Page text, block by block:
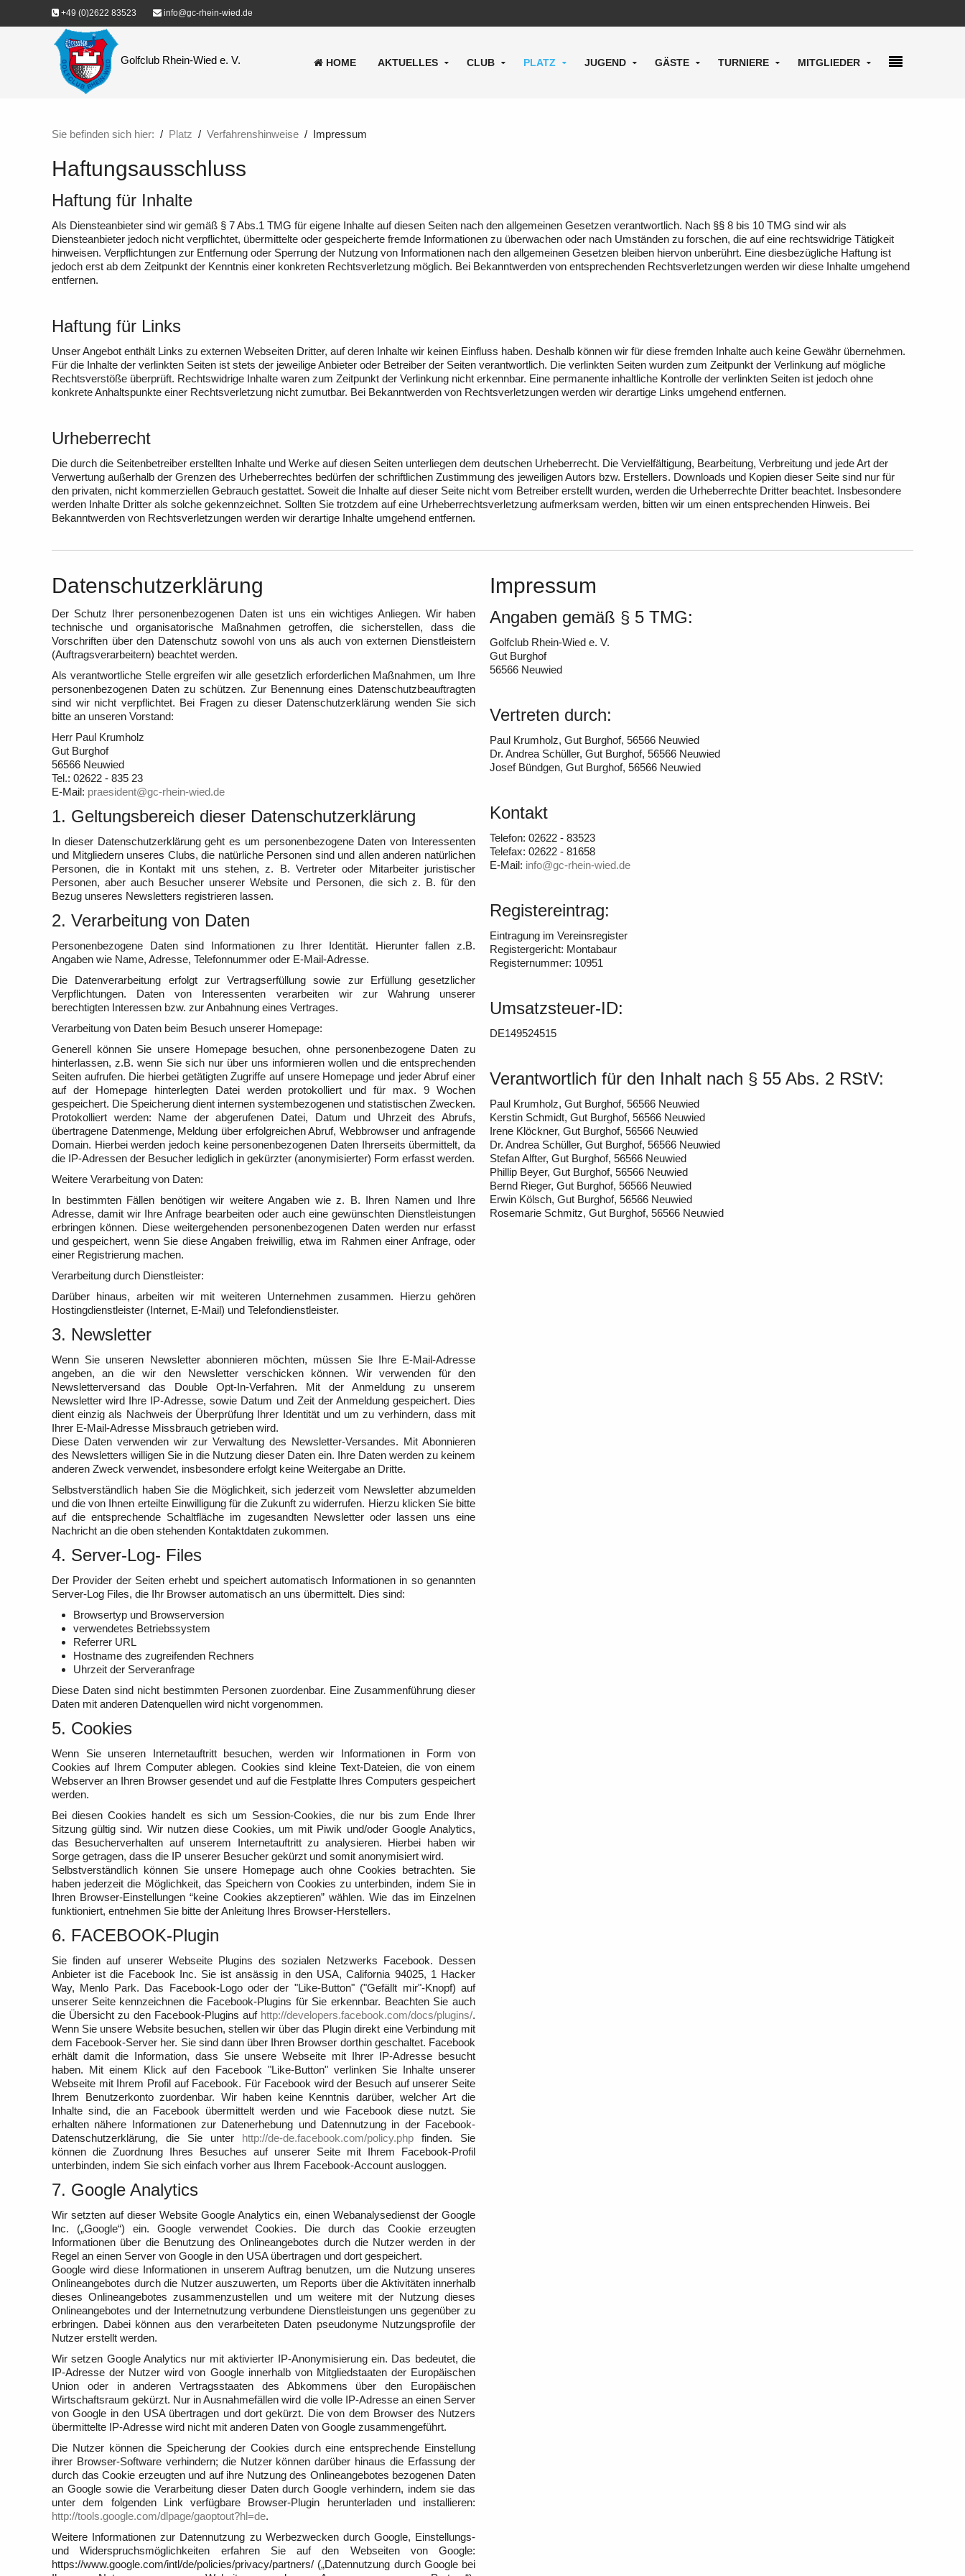
+49 (0)2622 83523 info@gc-rhein-wied.de
Golfclub Rhein-Wied e. V. HOME AKTUELLES CLUB PLATZ JUGEND GÄSTE TURNIERE MITGLIEDER
Sie befinden sich hier: Platz Verfahrenshinweise Impressum
Haftungsausschluss
Haftung für Inhalte
Als Diensteanbieter sind wir gemäß § 7 Abs.1 TMG für eigene Inhalte auf diesen Seiten nach den allgemeinen Gesetzen verantwortlich. Nach §§ 8 bis 10 TMG sind wir als
Diensteanbieter jedoch nicht verpflichtet, übermittelte oder gespeicherte fremde Informationen zu überwachen oder nach Umständen zu forschen, die auf eine rechtswidrige Tätigkeit
hinweisen. Verpflichtungen zur Entfernung oder Sperrung der Nutzung von Informationen nach den allgemeinen Gesetzen bleiben hiervon unberührt. Eine diesbezügliche Haftung ist
jedoch erst ab dem Zeitpunkt der Kenntnis einer konkreten Rechtsverletzung möglich. Bei Bekanntwerden von entsprechenden Rechtsverletzungen werden wir diese Inhalte umgehend
entfernen.
Haftung für Links
Unser Angebot enthält Links zu externen Webseiten Dritter, auf deren Inhalte wir keinen Einfluss haben. Deshalb können wir für diese fremden Inhalte auch keine Gewähr übernehmen.
Für die Inhalte der verlinkten Seiten ist stets der jeweilige Anbieter oder Betreiber der Seiten verantwortlich. Die verlinkten Seiten wurden zum Zeitpunkt der Verlinkung auf mögliche
Rechtsverstöße überprüft. Rechtswidrige Inhalte waren zum Zeitpunkt der Verlinkung nicht erkennbar. Eine permanente inhaltliche Kontrolle der verlinkten Seiten ist jedoch ohne
konkrete Anhaltspunkte einer Rechtsverletzung nicht zumutbar. Bei Bekanntwerden von Rechtsverletzungen werden wir derartige Links umgehend entfernen.
Urheberrecht
Die durch die Seitenbetreiber erstellten Inhalte und Werke auf diesen Seiten unterliegen dem deutschen Urheberrecht. Die Vervielfältigung, Bearbeitung, Verbreitung und jede Art der
Verwertung außerhalb der Grenzen des Urheberrechtes bedürfen der schriftlichen Zustimmung des jeweiligen Autors bzw. Erstellers. Downloads und Kopien dieser Seite sind nur für
den privaten, nicht kommerziellen Gebrauch gestattet. Soweit die Inhalte auf dieser Seite nicht vom Betreiber erstellt wurden, werden die Urheberrechte Dritter beachtet. Insbesondere
werden Inhalte Dritter als solche gekennzeichnet. Sollten Sie trotzdem auf eine Urheberrechtsverletzung aufmerksam werden, bitten wir um einen entsprechenden Hinweis. Bei
Bekanntwerden von Rechtsverletzungen werden wir derartige Inhalte umgehend entfernen.
Datenschutzerklärung
Der Schutz Ihrer personenbezogenen Daten ist uns ein wichtiges Anliegen. Wir haben
technische und organisatorische Maßnahmen getroffen, die sicherstellen, dass die
Vorschriften über den Datenschutz sowohl von uns als auch von externen Dienstleistern
(Auftragsverarbeitern) beachtet werden.
Als verantwortliche Stelle ergreifen wir alle gesetzlich erforderlichen Maßnahmen, um Ihre
personenbezogenen Daten zu schützen. Zur Benennung eines Datenschutzbeauftragten
sind wir nicht verpflichtet. Bei Fragen zu dieser Datenschutzerklärung wenden Sie sich
bitte an unseren Vorstand:
Herr Paul Krumholz
Gut Burghof
56566 Neuwied
Tel.: 02622 - 835 23
E-Mail: praesident@gc-rhein-wied.de
1. Geltungsbereich dieser Datenschutzerklärung
In dieser Datenschutzerklärung geht es um personenbezogene Daten von Interessenten
und Mitgliedern unseres Clubs, die natürliche Personen sind und allen anderen natürlichen
Personen, die in Kontakt mit uns stehen, z. B. Vertreter oder Mitarbeiter juristischer
Personen, aber auch Besucher unserer Website und Personen, die sich z. B. für den
Bezug unseres Newsletters registrieren lassen.
2. Verarbeitung von Daten
Personenbezogene Daten sind Informationen zu Ihrer Identität. Hierunter fallen z.B.
Angaben wie Name, Adresse, Telefonnummer oder E-Mail-Adresse.
Die Datenverarbeitung erfolgt zur Vertragserfüllung sowie zur Erfüllung gesetzlicher
Verpflichtungen. Daten von Interessenten verarbeiten wir zur Wahrung unserer
berechtigten Interessen bzw. zur Anbahnung eines Vertrages.
Verarbeitung von Daten beim Besuch unserer Homepage:
Generell können Sie unsere Homepage besuchen, ohne personenbezogene Daten zu
hinterlassen, z.B. wenn Sie sich nur über uns informieren wollen und die entsprechenden
Seiten aufrufen. Die hierbei getätigten Zugriffe auf unsere Homepage und jeder Abruf einer
auf der Homepage hinterlegten Datei werden protokolliert und für max. 9 Wochen
gespeichert. Die Speicherung dient internen systembezogenen und statistischen Zwecken.
Protokolliert werden: Name der abgerufenen Datei, Datum und Uhrzeit des Abrufs,
übertragene Datenmenge, Meldung über erfolgreichen Abruf, Webbrowser und anfragende
Domain. Hierbei werden jedoch keine personenbezogenen Daten Ihrerseits übermittelt, da
die IP-Adressen der Besucher lediglich in gekürzter (anonymisierter) Form erfasst werden.
Weitere Verarbeitung von Daten:
In bestimmten Fällen benötigen wir weitere Angaben wie z. B. Ihren Namen und Ihre
Adresse, damit wir Ihre Anfrage bearbeiten oder auch eine gewünschten Dienstleistungen
erbringen können. Diese weitergehenden personenbezogenen Daten werden nur erfasst
und gespeichert, wenn Sie diese Angaben freiwillig, etwa im Rahmen einer Anfrage, oder
einer Registrierung machen.
Verarbeitung durch Dienstleister:
Darüber hinaus, arbeiten wir mit weiteren Unternehmen zusammen. Hierzu gehören
Hostingdienstleister (Internet, E-Mail) und Telefondienstleister.
3. Newsletter
Wenn Sie unseren Newsletter abonnieren möchten, müssen Sie Ihre E-Mail-Adresse
angeben, an die wir den Newsletter verschicken können. Wir verwenden für den
Newsletterversand das Double Opt-In-Verfahren. Mit der Anmeldung zu unserem
Newsletter wird Ihre IP-Adresse, sowie Datum und Zeit der Anmeldung gespeichert. Dies
dient einzig als Nachweis der Überprüfung Ihrer Identität und um zu verhindern, dass mit
Ihrer E-Mail-Adresse Missbrauch getrieben wird.
Diese Daten verwenden wir zur Verwaltung des Newsletter-Versandes. Mit Abonnieren
des Newsletters willigen Sie in die Nutzung dieser Daten ein. Ihre Daten werden zu keinem
anderen Zweck verwendet, insbesondere erfolgt keine Weitergabe an Dritte.
Selbstverständlich haben Sie die Möglichkeit, sich jederzeit vom Newsletter abzumelden
und die von Ihnen erteilte Einwilligung für die Zukunft zu widerrufen. Hierzu klicken Sie bitte
auf die entsprechende Schaltfläche im zugesandten Newsletter oder lassen uns eine
Nachricht an die oben stehenden Kontaktdaten zukommen.
4. Server-Log- Files
Der Provider der Seiten erhebt und speichert automatisch Informationen in so genannten
Server-Log Files, die Ihr Browser automatisch an uns übermittelt. Dies sind:
Browsertyp und Browserversion
verwendetes Betriebssystem
Referrer URL
Hostname des zugreifenden Rechners
Uhrzeit der Serveranfrage
Diese Daten sind nicht bestimmten Personen zuordenbar. Eine Zusammenführung dieser
Daten mit anderen Datenquellen wird nicht vorgenommen.
5. Cookies
Wenn Sie unseren Internetauftritt besuchen, werden wir Informationen in Form von
Cookies auf Ihrem Computer ablegen. Cookies sind kleine Text-Dateien, die von einem
Webserver an Ihren Browser gesendet und auf die Festplatte Ihres Computers gespeichert
werden.
Bei diesen Cookies handelt es sich um Session-Cookies, die nur bis zum Ende Ihrer
Sitzung gültig sind. Wir nutzen diese Cookies, um mit Piwik und/oder Google Analytics,
das Besucherverhalten auf unserem Internetauftritt zu analysieren. Hierbei haben wir
Sorge getragen, dass die IP unserer Besucher gekürzt und somit anonymisiert wird.
Selbstverständlich können Sie unsere Homepage auch ohne Cookies betrachten. Sie
haben jederzeit die Möglichkeit, das Speichern von Cookies zu unterbinden, indem Sie in
Ihren Browser-Einstellungen “keine Cookies akzeptieren” wählen. Wie das im Einzelnen
funktioniert, entnehmen Sie bitte der Anleitung Ihres Browser-Herstellers.
6. FACEBOOK-Plugin
Sie finden auf unserer Webseite Plugins des sozialen Netzwerks Facebook. Dessen
Anbieter ist die Facebook Inc. Sie ist ansässig in den USA, California 94025, 1 Hacker
Way, Menlo Park. Das Facebook-Logo oder der "Like-Button" ("Gefällt mir"-Knopf) auf
unserer Seite kennzeichnen die Facebook-Plugins für Sie erkennbar. Beachten Sie auch
die Übersicht zu den Facebook-Plugins auf http://developers.facebook.com/docs/plugins/.
Wenn Sie unsere Website besuchen, stellen wir über das Plugin direkt eine Verbindung mit
dem Facebook-Server her. Sie sind dann über Ihren Browser dorthin geschaltet. Facebook
erhält damit die Information, dass Sie unsere Webseite mit Ihrer IP-Adresse besucht
haben. Mit einem Klick auf den Facebook "Like-Button" verlinken Sie Inhalte unserer
Webseite mit Ihrem Profil auf Facebook. Für Facebook wird der Besuch auf unserer Seite
Ihrem Benutzerkonto zuordenbar. Wir haben keine Kenntnis darüber, welcher Art die
Inhalte sind, die an Facebook übermittelt werden und wie Facebook diese nutzt. Sie
erhalten nähere Informationen zur Datenerhebung und Datennutzung in der Facebook-
Datenschutzerklärung, die Sie unter http://de-de.facebook.com/policy.php finden. Sie
können die Zuordnung Ihres Besuches auf unserer Seite mit Ihrem Facebook-Profil
unterbinden, indem Sie sich einfach vorher aus Ihrem Facebook-Account ausloggen.
7. Google Analytics
Wir setzten auf dieser Website Google Analytics ein, einen Webanalysedienst der Google
Inc. („Google“) ein. Google verwendet Cookies. Die durch das Cookie erzeugten
Informationen über die Benutzung des Onlineangebotes durch die Nutzer werden in der
Regel an einen Server von Google in den USA übertragen und dort gespeichert.
Google wird diese Informationen in unserem Auftrag benutzen, um die Nutzung unseres
Onlineangebotes durch die Nutzer auszuwerten, um Reports über die Aktivitäten innerhalb
dieses Onlineangebotes zusammenzustellen und um weitere mit der Nutzung dieses
Onlineangebotes und der Internetnutzung verbundene Dienstleistungen uns gegenüber zu
erbringen. Dabei können aus den verarbeiteten Daten pseudonyme Nutzungsprofile der
Nutzer erstellt werden.
Wir setzen Google Analytics nur mit aktivierter IP-Anonymisierung ein. Das bedeutet, die
IP-Adresse der Nutzer wird von Google innerhalb von Mitgliedstaaten der Europäischen
Union oder in anderen Vertragsstaaten des Abkommens über den Europäischen
Wirtschaftsraum gekürzt. Nur in Ausnahmefällen wird die volle IP-Adresse an einen Server
von Google in den USA übertragen und dort gekürzt. Die von dem Browser des Nutzers
übermittelte IP-Adresse wird nicht mit anderen Daten von Google zusammengeführt.
Die Nutzer können die Speicherung der Cookies durch eine entsprechende Einstellung
ihrer Browser-Software verhindern; die Nutzer können darüber hinaus die Erfassung der
durch das Cookie erzeugten und auf ihre Nutzung des Onlineangebotes bezogenen Daten
an Google sowie die Verarbeitung dieser Daten durch Google verhindern, indem sie das
unter dem folgenden Link verfügbare Browser-Plugin herunterladen und installieren:
http://tools.google.com/dlpage/gaoptout?hl=de.
Weitere Informationen zur Datennutzung zu Werbezwecken durch Google, Einstellungs-
und Widerspruchsmöglichkeiten erfahren Sie auf den Webseiten von Google:
https://www.google.com/intl/de/policies/privacy/partners/ („Datennutzung durch Google bei
Impressum
Angaben gemäß § 5 TMG:
Golfclub Rhein-Wied e. V.
Gut Burghof
56566 Neuwied
Vertreten durch:
Paul Krumholz, Gut Burghof, 56566 Neuwied
Dr. Andrea Schüller, Gut Burghof, 56566 Neuwied
Josef Bündgen, Gut Burghof, 56566 Neuwied
Kontakt
Telefon: 02622 - 83523
Telefax: 02622 - 81658
E-Mail: info@gc-rhein-wied.de
Registereintrag:
Eintragung im Vereinsregister
Registergericht: Montabaur
Registernummer: 10951
Umsatzsteuer-ID:
DE149524515
Verantwortlich für den Inhalt nach § 55 Abs. 2 RStV:
Paul Krumholz, Gut Burghof, 56566 Neuwied
Kerstin Schmidt, Gut Burghof, 56566 Neuwied
Irene Klöckner, Gut Burghof, 56566 Neuwied
Dr. Andrea Schüller, Gut Burghof, 56566 Neuwied
Stefan Alfter, Gut Burghof, 56566 Neuwied
Phillip Beyer, Gut Burghof, 56566 Neuwied
Bernd Rieger, Gut Burghof, 56566 Neuwied
Erwin Kölsch, Gut Burghof, 56566 Neuwied
Rosemarie Schmitz, Gut Burghof, 56566 Neuwied